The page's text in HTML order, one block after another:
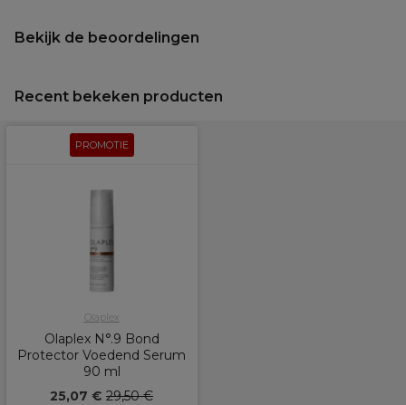
Bekijk de beoordelingen
Recent bekeken producten
PROMOTIE
Olaplex
Olaplex N°.9 Bond
Protector Voedend Serum
90 ml
25,07 € 29,50 €